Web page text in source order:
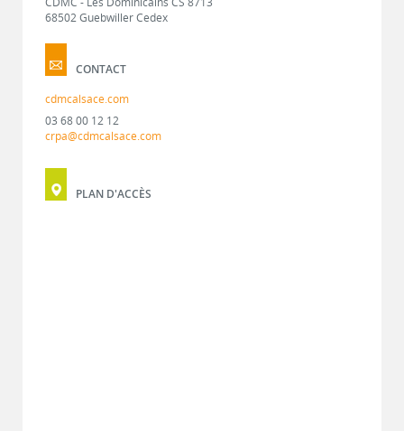
68502 Guebwiller Cedex
CONTACT
cdmcalsace.com
03 68 00 12 12
crpa@cdmcalsace.com
PLAN D'ACCÈS